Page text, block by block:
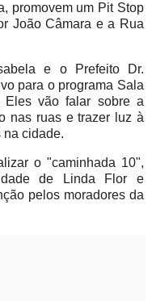
promovem um Pit Stop
João Câmara e a Rua
e o Prefeito Dr.
para o programa Sala
Eles vão falar sobre a
nas ruas e trazer luz à
na cidade.
o "caminhada 10",
de Linda Flor e
pelos moradores da